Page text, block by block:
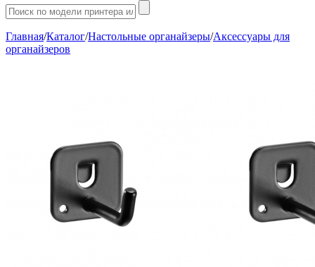
Главная/Каталог/Настольные органайзеры/Аксессуары для
органайзеров